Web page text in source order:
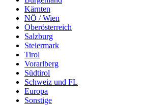
Kärnten
NÖ / Wien
Oberösterreich
Salzburg
Steiermark
Tirol
Vorarlberg
Südtirol
Schweiz und FL
Europa
Sonstige